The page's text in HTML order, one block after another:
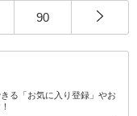
90
る「お気に入り登録」やお